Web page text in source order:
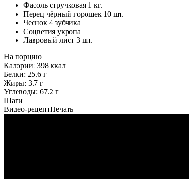
Фасоль стручковая 1 кг.
Перец чёрный горошек 10 шт.
Чеснок 4 зубчика
Соцветия укропа
Лавровый лист 3 шт.
На порцию
Калории: 398 ккал
Белки: 25.6 г
Жиры: 3.7 г
Углеводы: 67.2 г
Шаги
Видео-рецептПечать